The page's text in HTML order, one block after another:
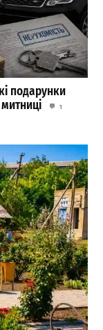
подарунки
1